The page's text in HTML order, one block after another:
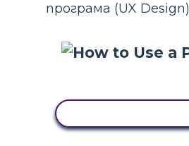
програма (UX Design)